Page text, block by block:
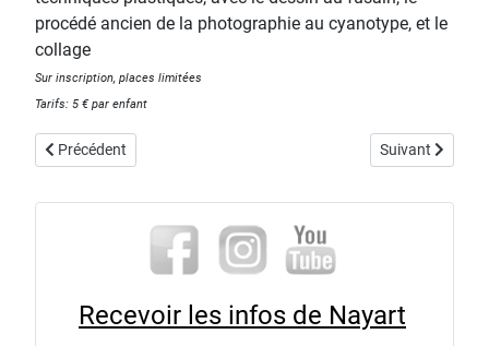
procédé ancien de la photographie au cyanotype, et le
collage
Sur inscription, places limitées
Tarifs: 5 € par enfant
Article précédent : causerie ramifiée poético-scientifique autour
Précédent Article suivant :
Suivant
Recevoir les infos de Nayart